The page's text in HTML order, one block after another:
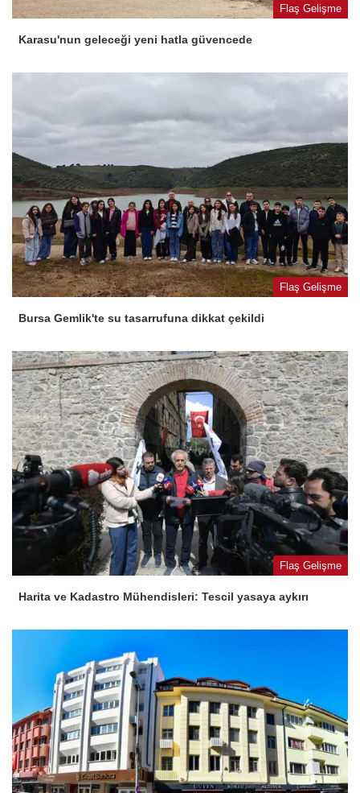
Flaş Gelişme
Karasu'nun geleceği yeni hatla güvencede
Flaş Gelişme
Bursa Gemlik'te su tasarrufuna dikkat çekildi
Flaş Gelişme
Harita ve Kadastro Mühendisleri: Tescil yasaya aykırı